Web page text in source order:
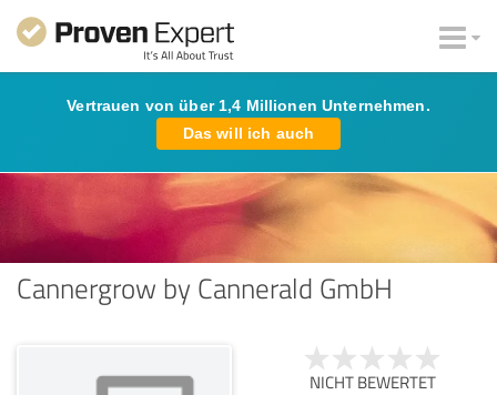
Vertrauen von über 1,4 Millionen Unternehmen.
Das will ich auch
Cannergrow by Cannerald GmbH
NICHT BEWERTET